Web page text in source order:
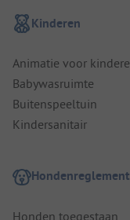
Kinderen
Animatie voor
Babywasruimte
Buitenspeeltuin
Kindersanitair
Hondenreglement
Honden toegestaan